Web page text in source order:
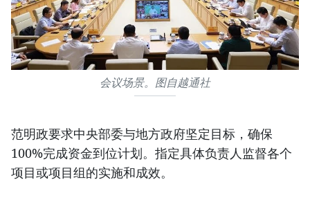
会议场景。图自越通社
范明政要求中央部委与地方政府坚定目标，确保
100%完成资金到位计划。指定具体负责人监督各个
项目或项目组的实施和成效。